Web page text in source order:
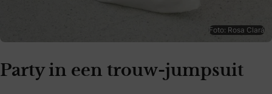
Foto: Rosa Clará
Party in een trouw-jumpsuit